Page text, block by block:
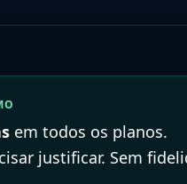
em todos os planos.
justificar. Sem